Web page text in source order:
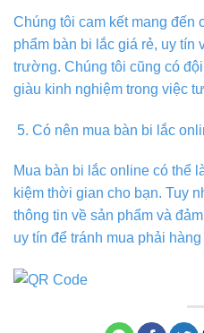
Chúng tôi cam kết mang
phẩm bàn bi lắc giá rẻ, uy tín
trường. Chúng tôi cũng có
giàu kinh nghiệm trong việc
Có nên mua bàn bi lắc
Mua bàn bi lắc online có thể
kiệm thời gian cho bạn. Tuy
thông tin về sản phẩm và
uy tín để tránh mua phải